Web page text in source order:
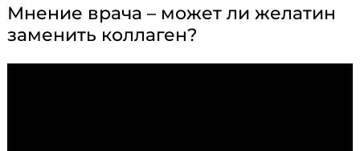
Мнение врача – может ли желатин
заменить коллаген?